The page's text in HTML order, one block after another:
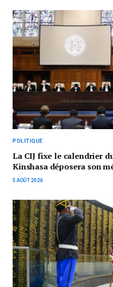
POLITIQUE
La CIJ fixe le calendrier
Kinshasa déposera son
5 AOÛT 2026